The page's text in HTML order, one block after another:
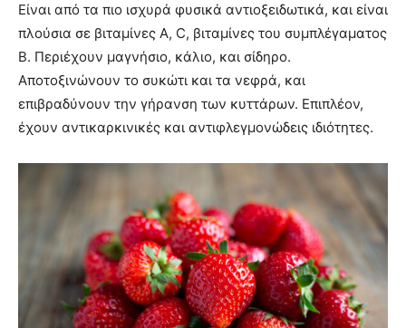
Είναι από τα πιο ισχυρά φυσικά αντιοξειδωτικά, και είναι
πλούσια σε βιταμίνες Α, C, βιταμίνες του συμπλέγαματος
Β. Περιέχουν μαγνήσιο, κάλιο, και σίδηρο.
Αποτοξινώνουν το συκώτι και τα νεφρά, και
επιβραδύνουν την γήρανση των κυττάρων. Επιπλέον,
έχουν αντικαρκινικές και αντιφλεγμονώδεις ιδιότητες.